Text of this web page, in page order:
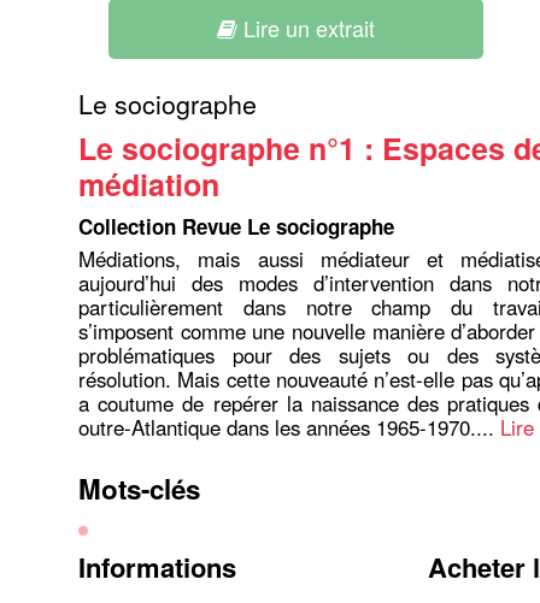
Lire un extrait
Le sociographe
Le sociographe n°1 : Espaces
médiation
Collection Revue Le sociographe
Médiations, mais aussi médiateur et
aujourd’hui des modes d’intervention dans
particulièrement dans notre champ du
s’imposent comme une nouvelle manière
problématiques pour des sujets ou des
résolution. Mais cette nouveauté n’est-elle pas
a coutume de repérer la naissance des pratiques
outre-Atlantique dans les années 1965-1970....
Mots-clés
Informations Acheter